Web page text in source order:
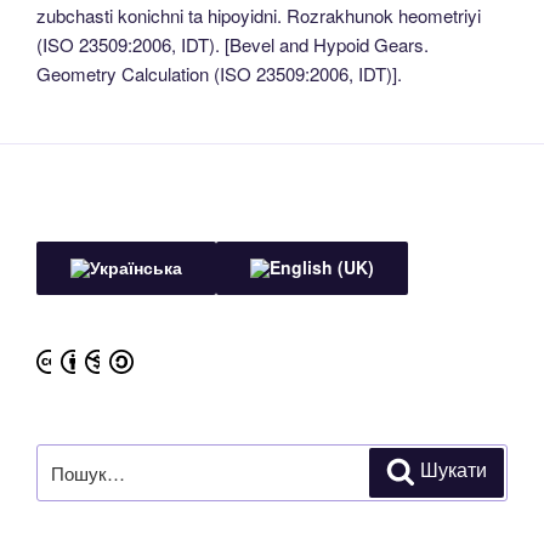
zubchasti konichni ta hipoyidni. Rozrakhunok heometriyi
(ISO 23509:2006, IDT). [Bevel and Hypoid Gears.
Geometry Calculation (ISO 23509:2006, IDT)].
за
Шукати